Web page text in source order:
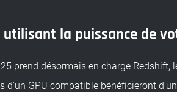
la puissance de
prend désormais en charge
d'un GPU compatible bénéficieront